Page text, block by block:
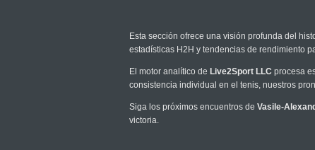
Esta sección ofrece una visión profunda del
estadísticas H2H y tendencias de rendimiento
El motor analítico de Live2Sport LLC procesa
consistencia individual en el tenis, nuestros
Siga los próximos encuentros de Vasile-
victoria.